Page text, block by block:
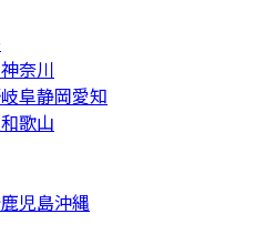
神奈川
岐阜静岡愛知
和歌山
鹿児島沖縄